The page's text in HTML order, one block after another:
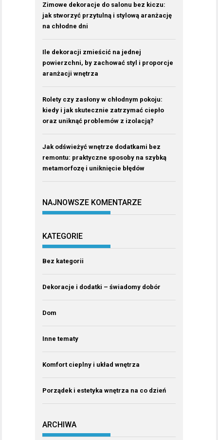
Zimowe dekoracje do salonu bez kiczu:
jak stworzyć przytulną i stylową aranżację
na chłodne dni
Ile dekoracji zmieścić na jednej
powierzchni, by zachować styl i proporcje
aranżacji wnętrza
Rolety czy zasłony w chłodnym pokoju:
kiedy i jak skutecznie zatrzymać ciepło
oraz uniknąć problemów z izolacją?
Jak odświeżyć wnętrze dodatkami bez
remontu: praktyczne sposoby na szybką
metamorfozę i uniknięcie błędów
NAJNOWSZE KOMENTARZE
KATEGORIE
Bez kategorii
Dekoracje i dodatki – świadomy dobór
Dom
Inne tematy
Komfort cieplny i układ wnętrza
Porządek i estetyka wnętrza na co dzień
ARCHIWA